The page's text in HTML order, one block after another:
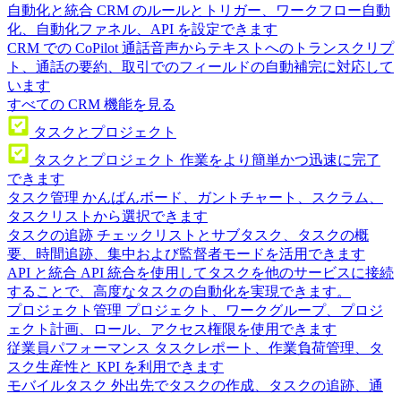
自動化と統合 CRM のルールとトリガー、ワークフロー自動
化、自動化ファネル、API を設定できます
CRM での CoPilot 通話音声からテキストへのトランスクリプ
ト、通話の要約、取引でのフィールドの自動補完に対応して
います
すべての CRM 機能を見る
タスクとプロジェクト
タスクとプロジェクト 作業をより簡単かつ迅速に完了
できます
タスク管理 かんばんボード、ガントチャート、スクラム、
タスクリストから選択できます
タスクの追跡 チェックリストとサブタスク、タスクの概
要、時間追跡、集中および監督者モードを活用できます
API と統合 API 統合を使用してタスクを他のサービスに接続
することで、高度なタスクの自動化を実現できます。
プロジェクト管理 プロジェクト、ワークグループ、プロジ
ェクト計画、ロール、アクセス権限を使用できます
従業員パフォーマンス タスクレポート、作業負荷管理、タ
スク生産性と KPI を利用できます
モバイルタスク 外出先でタスクの作成、タスクの追跡、通